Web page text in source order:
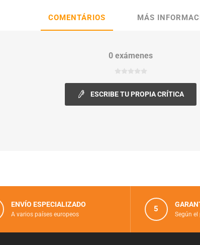
COMENTÁRIOS MÁS
0 exámenes
ESCRIBE TU PROPIA CRÍTICA
ENVÍO ESPECIALIZADO
A varios países europeos
5
Según